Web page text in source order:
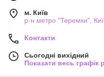
м. Київ
р-н метро "Теремки",
Контакти
Сьогодні вихідний
Показати весь графік